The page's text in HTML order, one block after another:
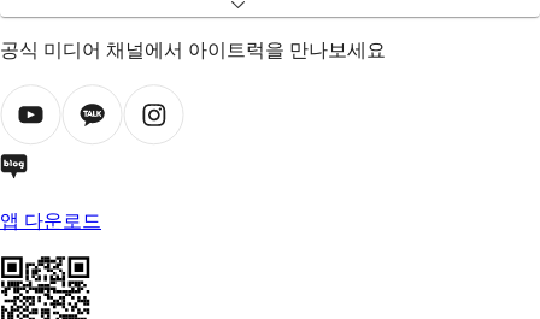
공식 미디어 채널에서 아이트럭을 만나보세요
앱 다운로드